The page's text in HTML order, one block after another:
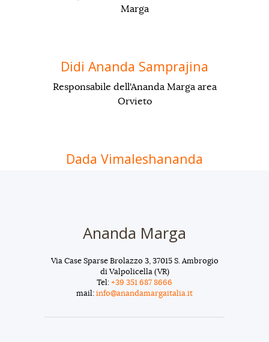
Marga
Didi Ananda Samprajina
Responsabile dell'Ananda Marga area
Orvieto
Dada Vimaleshananda
Ananda Marga
Via Case Sparse Brolazzo 3, 37015 S. Ambrogio
di Valpolicella (VR)
Tel: +39 351 687 8666
mail: info@anandamargaitalia.it